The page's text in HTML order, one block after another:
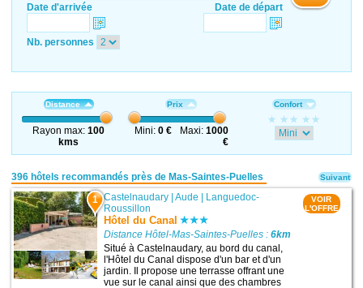
Date d'arrivée Date de départ
Nb. personnes
Distance
Rayon max:100
kms
Prix
Mini: 0 € Maxi:1000
€
Confort
396 hôtels recommandés près de Mas-Saintes-Puelles
1 Castelnaudary |Aude | Languedoc-
Roussillon
Hôtel du Canal
Distance Hôtel-Mas-Saintes-Puelles :6km
Situé à Castelnaudary, au bord du canal,
l'Hôtel du Canal dispose d'un bar et d'un
jardin. Il propose une terrasse offrant une
vue sur le canal ainsi que des chambres
VOIR
L'OFFRE
Suivant